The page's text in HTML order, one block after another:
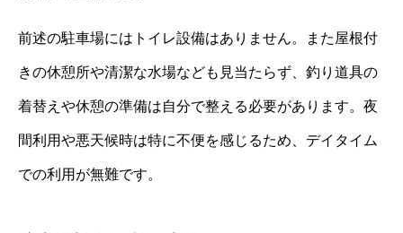
前述の駐車場にはトイレ設備はありません。また屋根付
きの休憩所や清潔な水場なども見当たらず、釣り道具の
着替えや休憩の準備は自分で整える必要があります。夜
間利用や悪天候時は特に不便を感じるため、デイタイム
での利用が無難です。